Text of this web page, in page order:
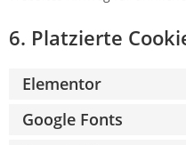
6. Platzierte
Elementor
Google Fonts